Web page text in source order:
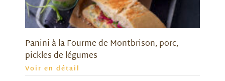
Panini à la Fourme de Montbrison, porc,
pickles de légumes
Voir en détail